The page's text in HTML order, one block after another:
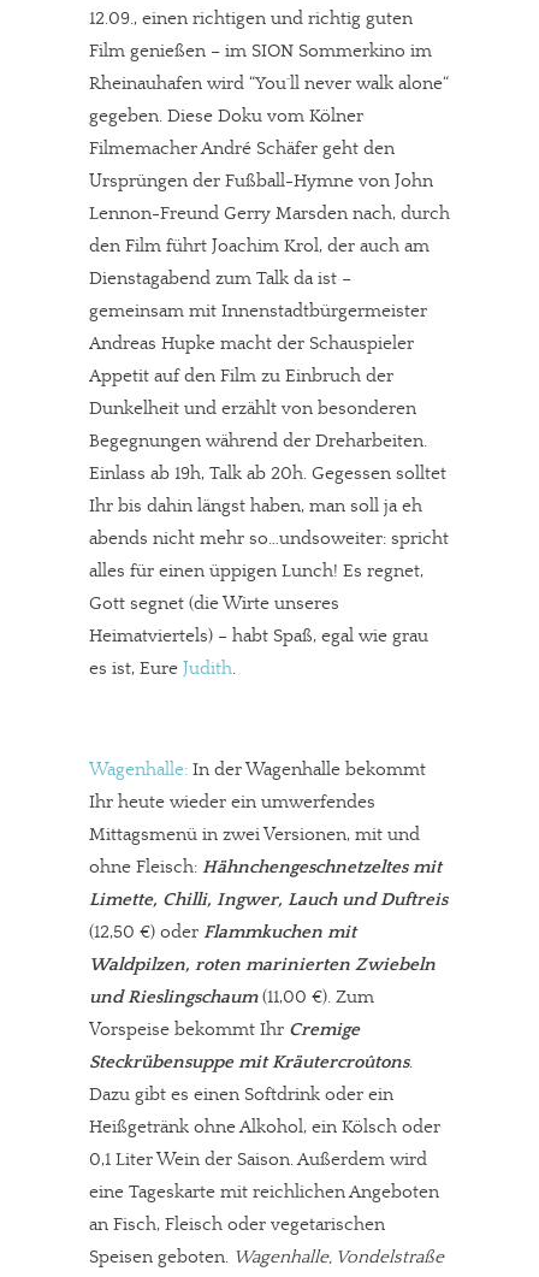
12.09., einen richtigen und richtig guten
Film genießen – im SION Sommerkino im
Rheinauhafen wird “You´ll never walk alone“
gegeben. Diese Doku vom Kölner
Filmemacher André Schäfer geht den
Ursprüngen der Fußball-Hymne von John
Lennon-Freund Gerry Marsden nach, durch
den Film führt Joachim Krol, der auch am
Dienstagabend zum Talk da ist –
gemeinsam mit Innenstadtbürgermeister
Andreas Hupke macht der Schauspieler
Appetit auf den Film zu Einbruch der
Dunkelheit und erzählt von besonderen
Begegnungen während der Dreharbeiten.
Einlass ab 19h, Talk ab 20h. Gegessen solltet
Ihr bis dahin längst haben, man soll ja eh
abends nicht mehr so…undsoweiter: spricht
alles für einen üppigen Lunch! Es regnet,
Gott segnet (die Wirte unseres
Heimatviertels) – habt Spaß, egal wie grau
es ist, Eure Judith.
Wagenhalle: In der Wagenhalle bekommt
Ihr heute wieder ein umwerfendes
Mittagsmenü in zwei Versionen, mit und
ohne Fleisch: Hähnchengeschnetzeltes mit
Limette, Chilli, Ingwer, Lauch und Duftreis
(12,50 €) oder Flammkuchen mit
Waldpilzen, roten marinierten Zwiebeln
und Rieslingschaum(11,00 €). Zum
Vorspeise bekommt Ihr Cremige
Steckrübensuppe mit Kräutercroûtons.
Dazu gibt es einen Softdrink oder ein
Heißgetränk ohne Alkohol, ein Kölsch oder
0,1 Liter Wein der Saison. Außerdem wird
eine Tageskarte mit reichlichen Angeboten
an Fisch, Fleisch oder vegetarischen
Speisen geboten. Wagenhalle, Vondelstraße